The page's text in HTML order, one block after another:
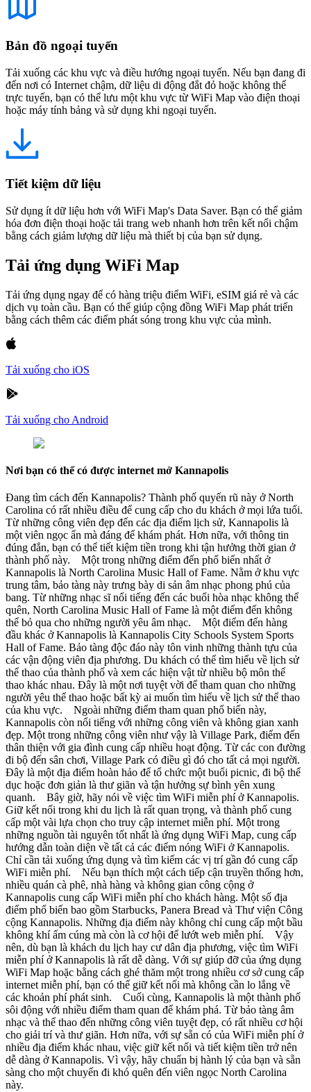
Bản đồ ngoại tuyến
Tải xuống các khu vực và điều hướng ngoại tuyến. Nếu bạn đang đi
đến nơi có Internet chậm, dữ liệu di động đắt đỏ hoặc không thể
trực tuyến, bạn có thể lưu một khu vực từ WiFi Map vào điện thoại
hoặc máy tính bảng và sử dụng khi ngoại tuyến.
Tiết kiệm dữ liệu
Sử dụng ít dữ liệu hơn với WiFi Map's Data Saver. Bạn có thể giảm
hóa đơn điện thoại hoặc tải trang web nhanh hơn trên kết nối chậm
bằng cách giảm lượng dữ liệu mà thiết bị của bạn sử dụng.
Tải ứng dụng WiFi Map
Tải ứng dụng ngay để có hàng triệu điểm WiFi, eSIM giá rẻ và các
dịch vụ toàn cầu. Bạn có thể giúp cộng đồng WiFi Map phát triển
bằng cách thêm các điểm phát sóng trong khu vực của mình.
Tải xuống cho iOS
Tải xuống cho Android
Nơi bạn có thể có được internet mở Kannapolis
Đang tìm cách đến Kannapolis? Thành phố quyến rũ này ở North
Carolina có rất nhiều điều để cung cấp cho du khách ở mọi lứa tuổi.
Từ những công viên đẹp đến các địa điểm lịch sử, Kannapolis là
một viên ngọc ẩn mà đáng để khám phát. Hơn nữa, với thông tin
đúng đắn, bạn có thể tiết kiệm tiền trong khi tận hưởng thời gian ở
thành phố này. Một trong những điểm đến phổ biến nhất ở
Kannapolis là North Carolina Music Hall of Fame. Nằm ở khu vực
trung tâm, bảo tàng này trưng bày di sản âm nhạc phong phú của
bang. Từ những nhạc sĩ nổi tiếng đến các buổi hòa nhạc không thể
quên, North Carolina Music Hall of Fame là một điểm đến không
thể bỏ qua cho những người yêu âm nhạc. Một điểm đến hàng
đầu khác ở Kannapolis là Kannapolis City Schools System Sports
Hall of Fame. Bảo tàng độc đáo này tôn vinh những thành tựu của
các vận động viên địa phương. Du khách có thể tìm hiểu về lịch sử
thể thao của thành phố và xem các hiện vật từ nhiều bộ môn thể
thao khác nhau. Đây là một nơi tuyệt vời để tham quan cho những
người yêu thể thao hoặc bất kỳ ai muốn tìm hiểu về lịch sử thể thao
của khu vực. Ngoài những điểm tham quan phổ biến này,
Kannapolis còn nổi tiếng với những công viên và không gian xanh
đẹp. Một trong những công viên như vậy là Village Park, điểm đến
thân thiện với gia đình cung cấp nhiều hoạt động. Từ các con đường
đi bộ đến sân chơi, Village Park có điều gì đó cho tất cả mọi người.
Đây là một địa điểm hoàn hảo để tổ chức một buổi picnic, đi bộ thể
dục hoặc đơn giản là thư giãn và tận hưởng sự bình yên xung
quanh. Bây giờ, hãy nói về việc tìm WiFi miễn phí ở Kannapolis.
Giữ kết nối trong khi du lịch là rất quan trọng, và thành phố cung
cấp một vài lựa chọn cho truy cập internet miễn phí. Một trong
những nguồn tài nguyên tốt nhất là ứng dụng WiFi Map, cung cấp
hướng dẫn toàn diện về tất cả các điểm nóng WiFi ở Kannapolis.
Chỉ cần tải xuống ứng dụng và tìm kiếm các vị trí gần đó cung cấp
WiFi miễn phí. Nếu bạn thích một cách tiếp cận truyền thống hơn,
nhiều quán cà phê, nhà hàng và không gian công cộng ở
Kannapolis cung cấp WiFi miễn phí cho khách hàng. Một số địa
điểm phổ biến bao gồm Starbucks, Panera Bread và Thư viện Công
cộng Kannapolis. Những địa điểm này không chỉ cung cấp một bầu
không khí ấm cúng mà còn là cơ hội để lướt web miễn phí. Vậy
nên, dù bạn là khách du lịch hay cư dân địa phương, việc tìm WiFi
miễn phí ở Kannapolis là rất dễ dàng. Với sự giúp đỡ của ứng dụng
WiFi Map hoặc bằng cách ghé thăm một trong nhiều cơ sở cung cấp
internet miễn phí, bạn có thể giữ kết nối mà không cần lo lắng về
các khoản phí phát sinh. Cuối cùng, Kannapolis là một thành phố
sôi động với nhiều điểm tham quan để khám phá. Từ bảo tàng âm
nhạc và thể thao đến những công viên tuyệt đẹp, có rất nhiều cơ hội
cho giải trí và thư giãn. Hơn nữa, với sự sẵn có của WiFi miễn phí ở
nhiều địa điểm khác nhau, việc giữ kết nối và tiết kiệm tiền trở nên
dễ dàng ở Kannapolis. Vì vậy, hãy chuẩn bị hành lý của bạn và sẵn
sàng cho một chuyến đi khó quên đến viên ngọc North Carolina
này.